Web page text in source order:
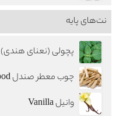
نت‌های پایه
پچولی (نعنای هندی) Patchouli
چوب معطر صندل Sandalwood
وانیل Vanilla